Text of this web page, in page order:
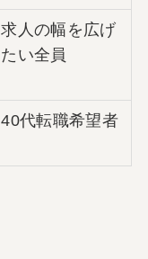
求人の幅を広げ
たい全員
40代転職希望者